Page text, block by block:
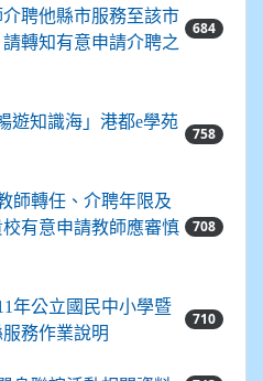
聘他縣市服務至該市
轉知有意申請介聘之
684
遊知識海」港都e學苑
758
師轉任、介聘年限及
有意申請教師應審慎
708
年公立國民中小學暨
務作業說明
710